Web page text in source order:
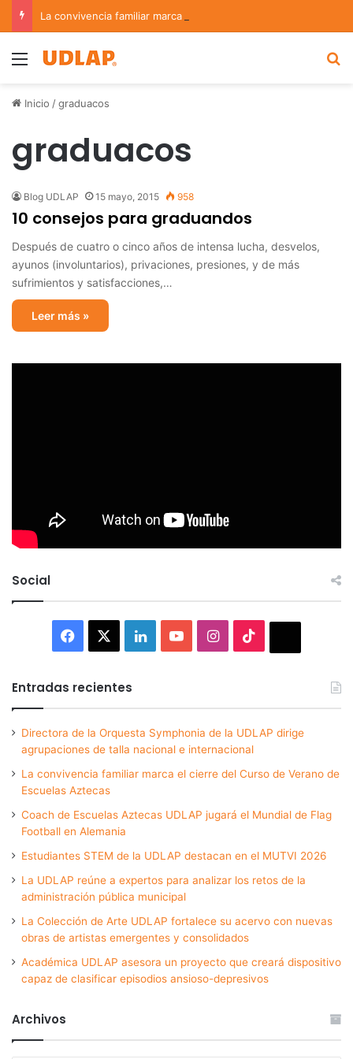
Menu
Inicio /graduacos
graduacos
Blog UDLAP 15 mayo, 2015 958
10 consejos para graduandos
Después de cuatro o cinco años de intensa lucha, desvelos,
ayunos (involuntarios), privaciones, presiones, y de más
sufrimientos y satisfacciones,…
Leer más »
Social
Facebook LinkedInYouTubeInstagram
Entradas recientes
Directora de la Orquesta Symphonia de la UDLAP dirige
agrupaciones de talla nacional e internacional
La convivencia familiar marca el cierre del Curso de Verano de
Escuelas Aztecas
Coach de Escuelas Aztecas UDLAP jugará el Mundial de Flag
Football en Alemania
Estudiantes STEM de la UDLAP destacan en el MUTVI 2026
La UDLAP reúne a expertos para analizar los retos de la
administración pública municipal
La Colección de Arte UDLAP fortalece su acervo con nuevas
obras de artistas emergentes y consolidados
Académica UDLAP asesora un proyecto que creará dispositivo
capaz de clasificar episodios ansioso-depresivos
Archivos